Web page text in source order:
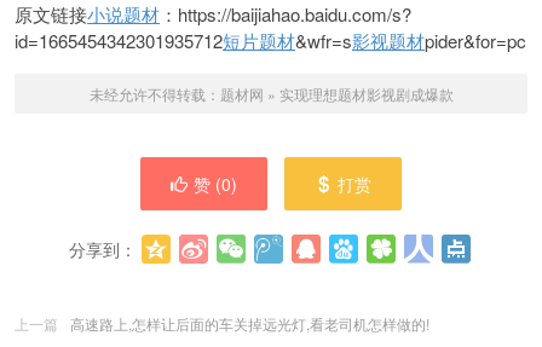
原文链接小说题材 ：https://baijiahao.baidu.com/s?
id=1665454342301935712短片题材&wfr=s影视题材pider&for=pc
未经允许不得转载： 题材网 » 实现理想题材影视剧成爆款
赞 (0) 打赏
分享到：
上一篇
高速路上,怎样让后面的车关掉远光灯,看老司机怎样做的!